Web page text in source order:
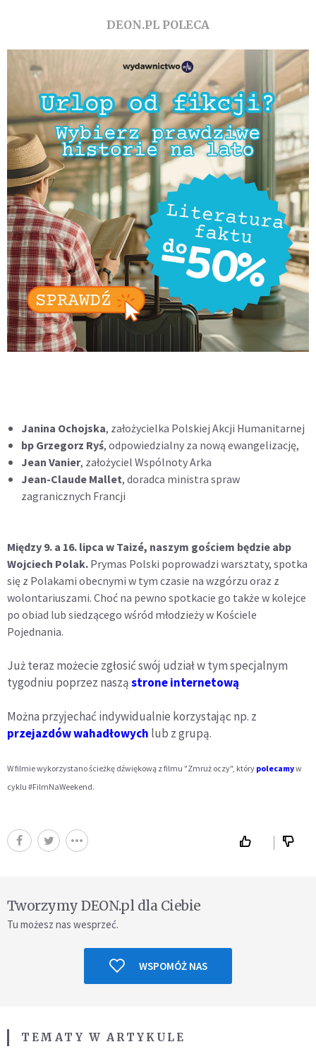
DEON.PL POLECA
Janina Ochojska, założycielka Polskiej Akcji Humanitarnej
bp Grzegorz Ryś, odpowiedzialny za nową ewangelizację,
Jean Vanier, założyciel Wspólnoty Arka
Jean-Claude Mallet, doradca ministra spraw
zagranicznych Francji
Między 9. a 16. lipca w Taizé, naszym gościem będzie abp
Wojciech Polak. Prymas Polski poprowadzi warsztaty, spotka
się z Polakami obecnymi w tym czasie na wzgórzu oraz z
wolontariuszami. Choć na pewno spotkacie go także w kolejce
po obiad lub siedzącego wśród młodzieży w Kościele
Pojednania.
Już teraz możecie zgłosić swój udział w tym specjalnym
tygodniu poprzez nasząstrone internetową
Można przyjechać indywidualnie korzystając np. z
przejazdów wahadłowych lub z grupą.
W filmie wykorzystano ścieżkę dźwiękową z filmu "Zmruż oczy", który polecamyw
cyklu #FilmNaWeekend.
Tworzymy DEON.pl dla Ciebie
Tu możesz nas wesprzeć.
WSPOMÓŻ NAS
TEMATY W ARTYKULE